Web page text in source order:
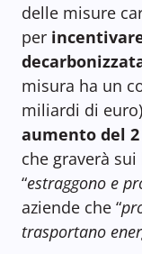
delle misure
per
misura ha un
miliardi di
aumento del
che graverà
“estraggono e
aziende che “
trasportano